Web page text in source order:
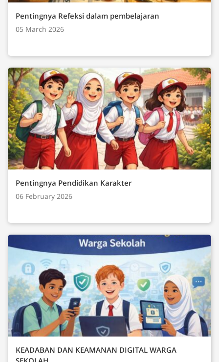
Pentingnya Refeksi dalam pembelajaran
05 March 2026
Pentingnya Pendidikan Karakter
06 February 2026
KEADABAN DAN KEAMANAN DIGITAL WARGA